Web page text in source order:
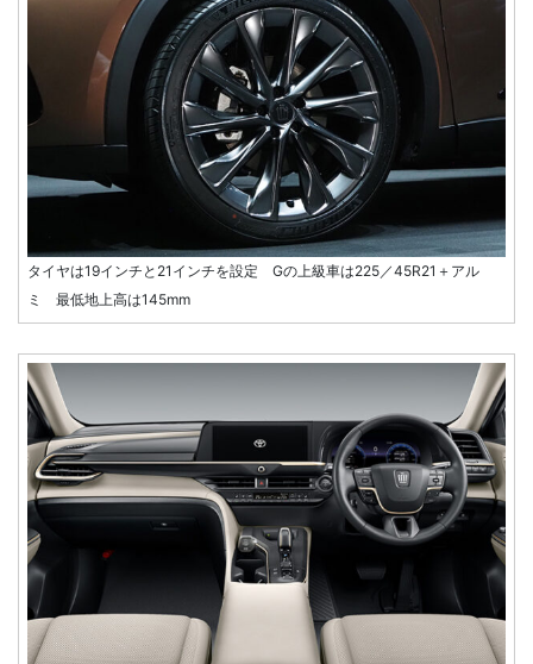
タイヤは19インチと21インチを設定 Gの上級車は225／45R21＋アル
ミ 最低地上高は145mm